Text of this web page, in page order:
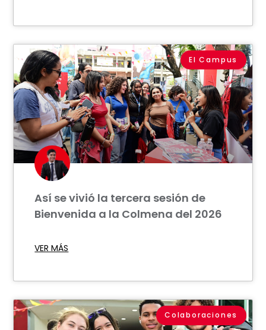
El Campus
Así se vivió la tercera sesión de
Bienvenida a la Colmena del 2026
VER MÁS
Colaboraciones